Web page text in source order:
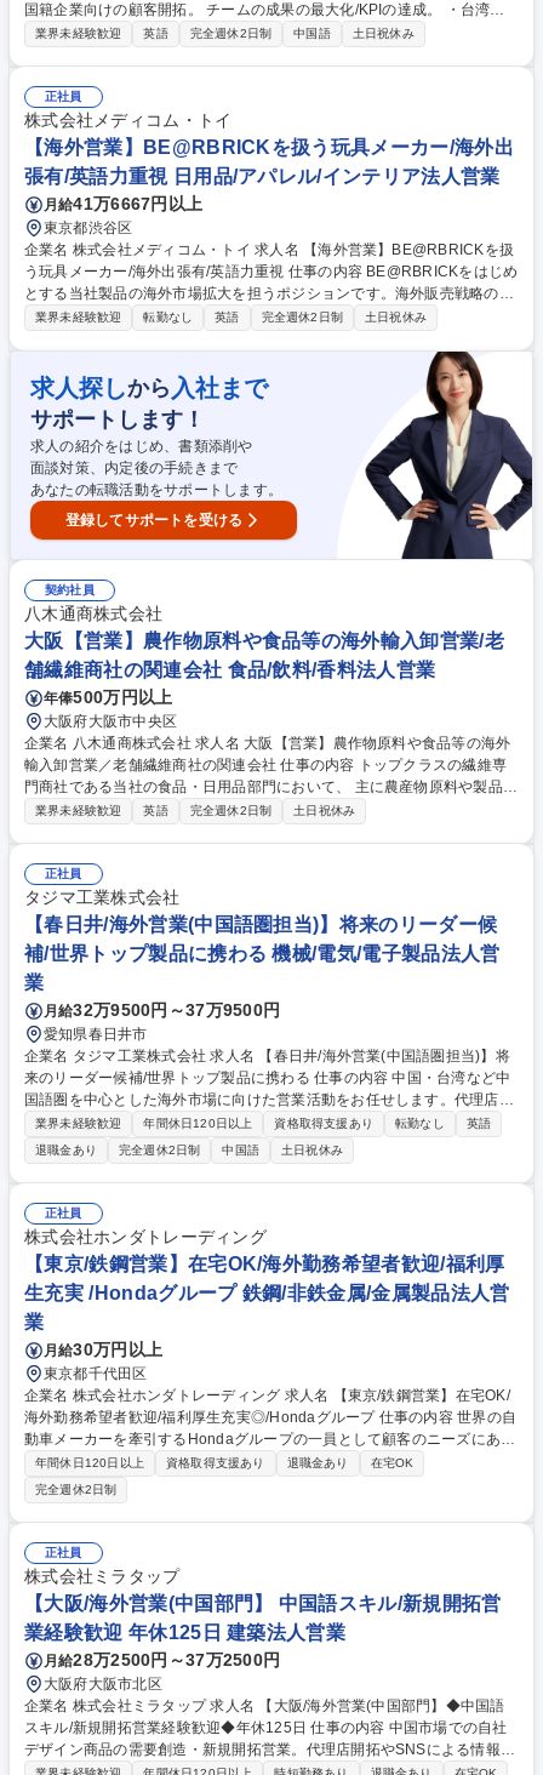
国籍企業向けの顧客開拓。 チームの成果の最大化/KPIの達成。 ・台湾・
韓国中心とした未契約の日系海外拠点・外国籍企業向けの営業戦略の立案
までのクロージング業務およびその業務プロセスの設計・担当者とのリレ
ーション構築とフォロー・CRM/SFAを使ったプロセス設計と数値化・海
外マーケットのニーズ調査と全社へのフィードバック 募集職種 【海外営
業(台湾・韓国開拓)】完全週休2日制/急成長SaaS
業界未経験歓迎 英語 完全週休2日制 中国語 土日祝休み
正社員
株式会社メディコム・トイ
【海外営業】BE@RBRICKを扱う玩具メーカー/海外出
張有/英語力重視 日用品/アパレル/インテリア法人営業
月給41万6667円以上
東京都渋谷区
企業名 株式会社メディコム・トイ 求人名 【海外営業】BE@RBRICKを扱
う玩具メーカー/海外出張有/英語力重視 仕事の内容 BE@RBRICKをはじめ
とする当社製品の海外市場拡大を担うポジションです。海外販売戦略の立
案、既存取引先への営業活動、新規市場・取引先の開拓、ブランド価値向
発：海外販売戦略の立案および実行、既存取引先への販促 ■ブランドマー
ケティング：ブランド価値向上に向けたマーケティング施策の企画、海外
パートナーと連携したプロモーション施策の推進 ■貿易・営業サポート業
務：輸出入に関する各種事務対応 ■海外出張：中国、アメリカ、アジア、
欧州などにある取引先訪問、商談、市場調査 募集職種 【海外営業】BE@
RBRICKを扱う玩具メーカー/海外出張有/英語力重視
業界未経験歓迎 転勤なし 英語 完全週休2日制 土日祝休み
求人探しから 入社まで
サポートします！
求人の紹介をはじめ、書類添削や
面談対策、内定後の手続きまで
あなたの転職活動をサポートします。
登録してサポートを受ける
契約社員
八木通商株式会社
大阪【営業】農作物原料や食品等の海外輸入卸営業/老
舗繊維商社の関連会社 食品/飲料/香料法人営業
年俸500万円以上
大阪府大阪市中央区
企業名 八木通商株式会社 求人名 大阪【営業】農作物原料や食品等の海外
輸入卸営業／老舗繊維商社の関連会社 仕事の内容 トップクラスの繊維専
門商社である当社の食品・日用品部門において、 主に農産物原料や製品、
海外仕入れから国内顧客への販売までを行っていただきます。 【業務内
アフリカなどもあります。海外出張は、サプライヤーに対しての交渉や顧
客のアテンド等、必要状況に応じて行います。 ※八木通商（株）での採用
後、すぐに八木通商フーズ・アンド・マテリアルズ社に出向となります。
募集職種 大阪【営業】農作物原料や食品等の海外輸入卸営業／老舗繊維商
社の関連会社
業界未経験歓迎 英語 完全週休2日制 土日祝休み
正社員
タジマ工業株式会社
【春日井/海外営業(中国語圏担当)】将来のリーダー候
補/世界トップ製品に携わる 機械/電気/電子製品法人営
業
月給32万9500円～37万9500円
愛知県春日井市
企業名 タジマ工業株式会社 求人名 【春日井/海外営業(中国語圏担当)】将
来のリーダー候補/世界トップ製品に携わる 仕事の内容 中国・台湾など中
国語圏を中心とした海外市場に向けた営業活動をお任せします。代理店管
理から戦略立案まで幅広く関与。語学力・分析力・積極性を活かし、グロ
ーバルな成長に貢献できるポジションです。 【具体例】 ■海外市場戦略の
実行：対象市場の情報収集・分析・報告 ■代理店マネジメント：販売網の
整備や最適化、関係構築 ■営業活動：商談対応・契約締結までのプロセス
支援 ■社内調整業務：各部門と連携し受注・納品をサポート ★将来海外拠
点の中核メンバーとして活躍したい方歓迎★ 募集職種 【春日井/海外営業
(中国語圏担当)】将来のリーダー候補/世界トップ製品に携わる
業界未経験歓迎 年間休日120日以上 資格取得支援あり 転勤なし
英語
退職金あり
完全週休2日制 中国語 土日祝休み
正社員
株式会社ホンダトレーディング
【東京/鉄鋼営業】在宅OK/海外勤務希望者歓迎/福利厚
生充実 /Hondaグループ 鉄鋼/非鉄金属/金属製品法人営
業
月給30万円以上
東京都千代田区
企業名 株式会社ホンダトレーディング 求人名 【東京/鉄鋼営業】在宅OK/
海外勤務希望者歓迎/福利厚生充実◎/Hondaグループ 仕事の内容 世界の自
動車メーカーを牽引するHondaグループの一員として顧客のニーズにあっ
た商材をご提案/ご提供します。Honda向けの鉄鋼ビジネスを習得した
後、将来的には海外駐在員としてステップアップを予定しています。 【業
務内容】■国内・輸出、営業業務（契約、見積もり、受発注、荷繰り、出
荷手配、月次計上手配、予算予実管理）■ユーザー折衝(本田技研工業、国
内部品メーカー、海外拠点とのデリバリー手配、新規案件対応等)■鉄鋼メ
ーカー折衝(発注枠の確保、デリバリーの交渉)■新規企画の推進【当社】H
ondaグループの商社として安定した経営基盤があります。海外展開にも
力を入れており社員の約25％が海外駐在員として活躍中。 募集職種 【東
京/鉄鋼営業】在宅OK/海外勤務希望者歓迎/福利厚生充実◎/Hondaグルー
プ
年間休日120日以上 資格取得支援あり 退職金あり
在宅OK
完全週休2日制
正社員
株式会社ミラタップ
【大阪/海外営業(中国部門】 中国語スキル/新規開拓営
業経験歓迎 年休125日 建築法人営業
月給28万2500円～37万2500円
大阪府大阪市北区
企業名 株式会社ミラタップ 求人名 【大阪/海外営業(中国部門】◆中国語
スキル/新規開拓営業経験歓迎◆年休125日 仕事の内容 中国市場での自社
デザイン商品の需要創造・新規開拓営業。代理店開拓やSNSによる情報発
信、EC販売の推進、現地OEM交渉など、貿易事務ではなく裁量ある営業